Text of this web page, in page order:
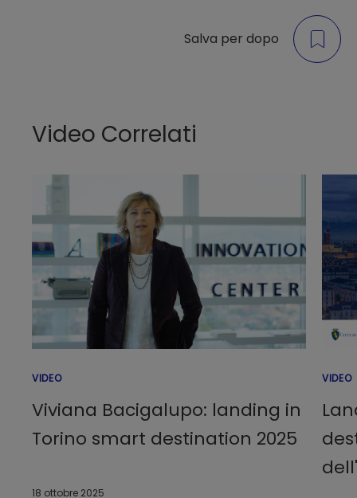
Salva per dopo
Video Correlati
VIDEO
Viviana Bacigalupo: landing in
Torino smart destination 2025
18 ottobre 2025
VIDEO